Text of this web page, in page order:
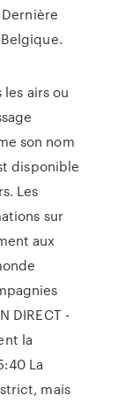
airs ou
son nom
disponible
Les
sur
aux
DIRECT -
la
La
mais